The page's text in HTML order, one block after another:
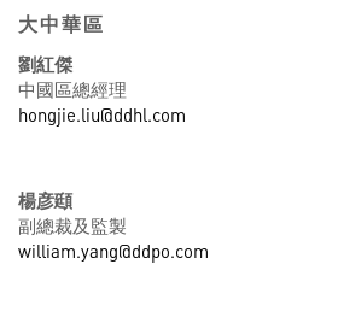
大中華區
劉紅傑
中國區總經理
hongjie.liu@ddhl.com
楊彦頲
副總裁及監製
william.yang@ddpo.com